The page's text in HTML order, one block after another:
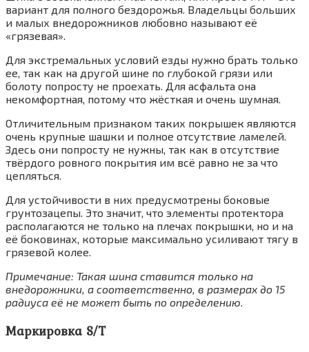
вариант для полного бездорожья. Владельцы больших
и малых внедорожников любовно называют её
«грязевая».
Для экстремальных условий езды нужно брать только
ее, так как на другой шине по глубокой грязи или
болоту попросту не проехать. Для асфальта она
некомфортная, потому что жёсткая и очень шумная.
Отличительным признаком таких покрышек являются
очень крупные шашки и полное отсутствие ламелей.
Здесь они попросту не нужны, так как в отсутствие
твёрдого ровного покрытия им всё равно не за что
цепляться.
Для устойчивости в них предусмотрены боковые
грунтозацепы. Это значит, что элементы протектора
располагаются не только на плечах покрышки, но и на
её боковинах, которые максимально усиливают тягу в
грязевой колее.
Примечание: Такая шина ставится только на
внедорожники, а соответственно, в размерах до 15
радиуса её не может быть по определению.
Маркировка S/T